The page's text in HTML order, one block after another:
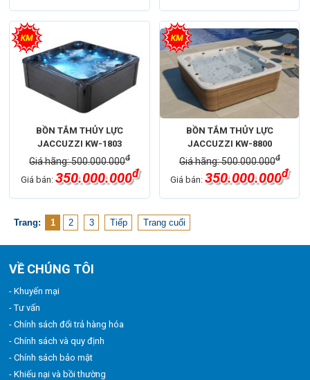
BỒN TẮM THỦY LỰC
JACCUZZI KW-1803
Giá hãng: 500.000.000đ
Giá bán: 350.000.000đ
BỒN TẮM THỦY LỰC
JACCUZZI KW-8800
Giá hãng: 500.000.000đ
Giá bán:350.000.000đ
Trang: 1 2 3 Tiếp Trang cuối
VỀ CHÚNG TÔI
- Khuyến mại
- Tư vấn
- Chính sách đổi trả hàng hóa
- Chính sách và quy định
- Chính sách bảo mật
- Khiếu nại và bồi thường